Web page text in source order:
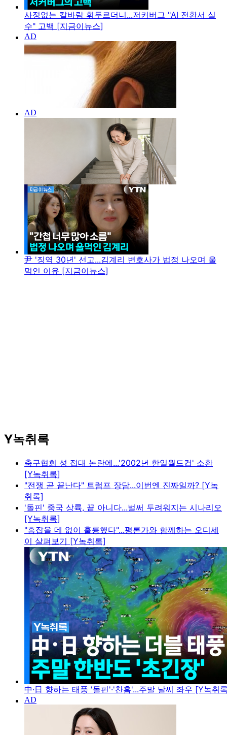
사정없는 칼바람 휘두르더니...저커버그 "AI 전환서 실
수" 고백 [지금이뉴스]
尹 '징역 30년' 선고...김계리 변호사가 법정 나오며 울
먹인 이유 [지금이뉴스]
Y녹취록
축구협회 성 접대 논란에...'2002년 한일월드컵' 소환
[Y녹취록]
"전쟁 곧 끝난다" 트럼프 장담...이번엔 진짜일까? [Y녹
취록]
'돌핀' 중국 상륙, 끝 아니다...벌써 두려워지는 시나리오
[Y녹취록]
"흠잡을 데 없이 훌륭했다"...평론가와 함께하는 오디세
이 살펴보기 [Y녹취록]
中·日 향하는 태풍 '돌핀'·'찬홈'...주말 날씨 좌우 [Y녹취